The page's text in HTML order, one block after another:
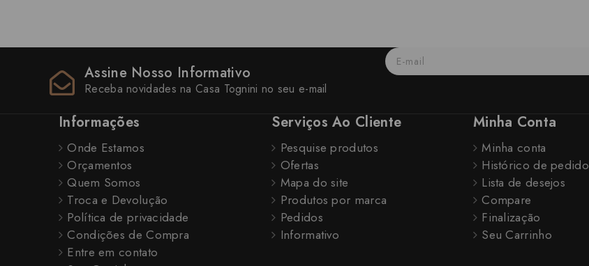
Assine Nosso Informativo
Receba novidades na Casa Tognini no seu e-mail
Informações
Onde Estamos
Orçamentos
Quem Somos
Troca e Devolução
Política de privacidade
Condições de Compra
Entre em contato
Serviços Ao Cliente
Pesquise produtos
Ofertas
Mapa do site
Produtos por marca
Pedidos
Informativo
Minha Conta
Minha conta
Histórico de
Lista de desejos
Compare
Finalização
Seu Carrinho